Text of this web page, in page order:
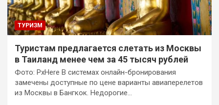
ТУРИЗМ
Туристам предлагается слетать из Москвы
в Таиланд менее чем за 45 тысяч рублей
Фото: PxHere В системах онлайн-бронирования
замечены доступные по цене варианты авиаперелетов
из Москвы в Бангкок. Недорогие…